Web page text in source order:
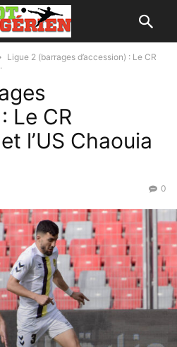
Ligue 2 (barrages d’accession) : Le CR
Le CR
l’US Chaouia
0